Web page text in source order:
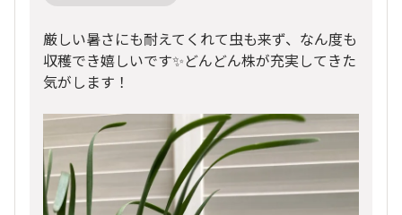
厳しい暑さにも耐えてくれて虫も来ず、なん度も
収穫でき嬉しいです✨どんどん株が充実してきた
気がします！